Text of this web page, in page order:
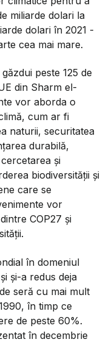
miliarde dolari la
dolari în 2021 -
cea mai mare.
peste 125 de
din Sharm el-
vor aborda o
cum ar fi
naturii, securitatea
durabilă,
şi
biodiversităţii şi
care se
vor
COP27 şi
în domeniul
şi-a redus deja
seră cu mai mult
în timp ce
de peste 60%.
în decembrie